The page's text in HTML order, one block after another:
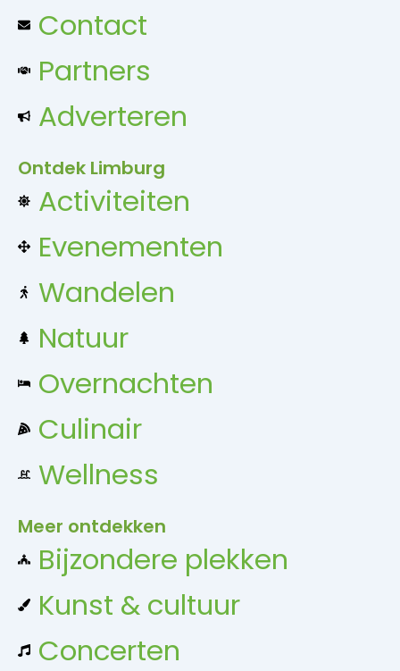
Contact
Partners
Adverteren
Ontdek Limburg
Activiteiten
Evenementen
Wandelen
Natuur
Overnachten
Culinair
Wellness
Meer ontdekken
Bijzondere plekken
Kunst & cultuur
Concerten